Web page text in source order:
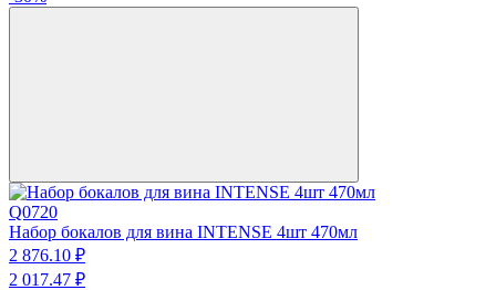
Q0720
Набор бокалов для вина INTENSE 4шт 470мл
2 876.10 ₽
2 017.47 ₽